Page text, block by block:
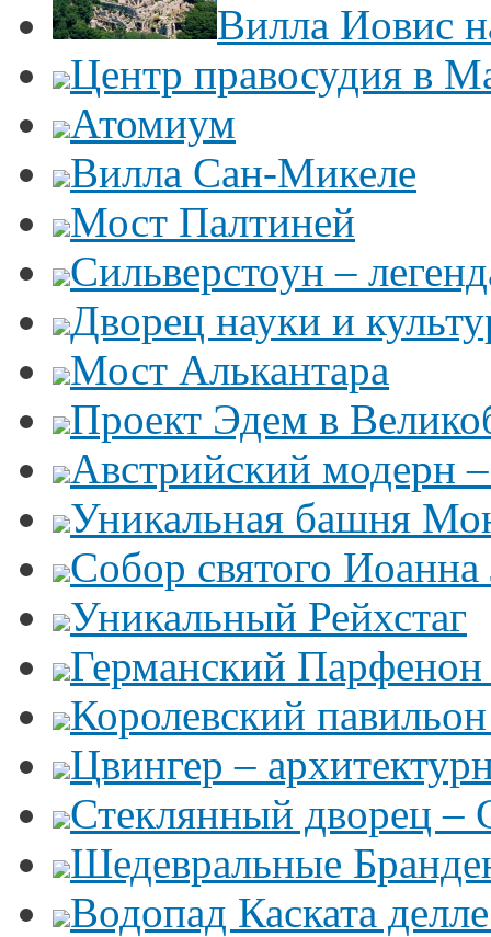
Вилла Иовис
Центр правосудия в
Атомиум
Вилла Сан-Микеле
Мост Палтиней
Сильверстоун –
Дворец науки и
Мост Алькантара
Проект Эдем в
Австрийский модерн
Уникальная башня
Собор святого Иоанна
Уникальный Рейхстаг
Германский Парфенон
Королевский
Цвингер –
Стеклянный дворец –
Шедевральные
Водопад Каската